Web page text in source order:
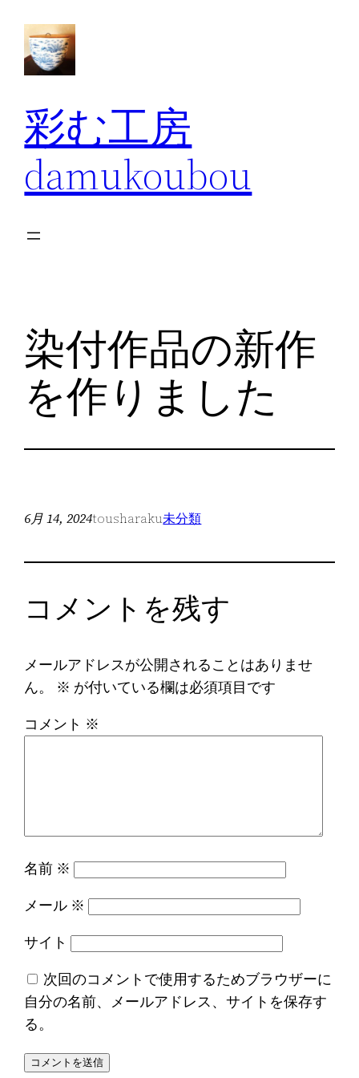
彩む工房
damukoubou
染付作品の新作
を作りました
6月 14, 2024tousharaku未分類
コメントを残す
メールアドレスが公開されることはありませ
ん。
※ が付いている欄は必須項目です
コメント ※
名前 ※
メール ※
サイト
次回のコメントで使用するためブラウザーに
自分の名前、メールアドレス、サイトを保存す
る。